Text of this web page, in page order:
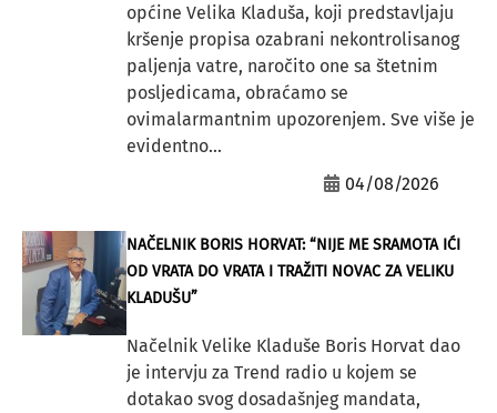
općine Velika Kladuša, koji predstavljaju
kršenje propisa ozabrani nekontrolisanog
paljenja vatre, naročito one sa štetnim
posljedicama, obraćamo se
ovimalarmantnim upozorenjem. Sve više je
evidentno...
04/08/2026
NAČELNIK BORIS HORVAT: “NIJE ME SRAMOTA IĆI
OD VRATA DO VRATA I TRAŽITI NOVAC ZA VELIKU
KLADUŠU”
Načelnik Velike Kladuše Boris Horvat dao
je intervju za Trend radio u kojem se
dotakao svog dosadašnjeg mandata,